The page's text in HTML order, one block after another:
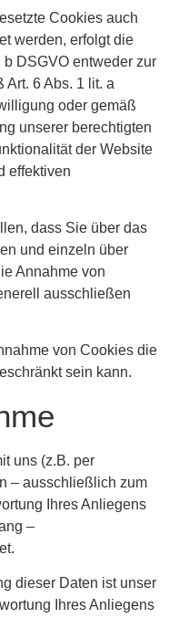
Cookies auch
werden, erfolgt die
DSGVO entweder zur
Art. 6 Abs. 1 lit. a
oder gemäß
unserer berechtigten
der Website
effektiven
dass Sie über das
und einzeln über
Annahme von
ausschließen
von Cookies die
sein kann.
uns (z.B. per
– ausschließlich zum
Ihres Anliegens
–
dieser Daten ist unser
Ihres Anliegens